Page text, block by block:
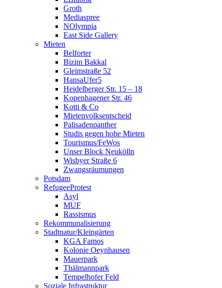
Groth
Mediaspree
NOlympia
East Side Gallery
Mieten
Belforter
Bizim Bakkal
Gleimstraße 52
HansaUfer5
Heidelberger Str. 15 – 18
Kopenhagener Str. 46
Kotti & Co
Mietenvolksentscheid
Palisadenpanther
Studis gegen hohe Mieten
Tourismus/FeWos
Unser Block Neukölln
Wisbyer Straße 6
Zwangsräumungen
Potsdam
RefugeeProtest
Asyl
MUF
Rassismus
Rekommunalisierung
Stadtnatur/Kleingärten
KGA Famos
Kolonie Oeynhausen
Mauerpark
Thälmannpark
Tempelhofer Feld
Soziale Infrastruktur